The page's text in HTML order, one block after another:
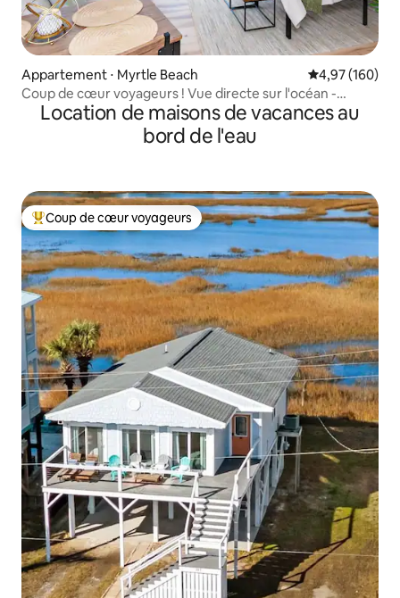
Appartement ⋅ Myrtle Beach Évaluation
4,97 (160)
Coup de cœur voyageurs ! Vue directe sur l'océan -
St.Clement
Location de maisons de vacances au
bord de l'eau
Coups de cœur voyageurs les plus appréciés
Coup de cœur voyageurs